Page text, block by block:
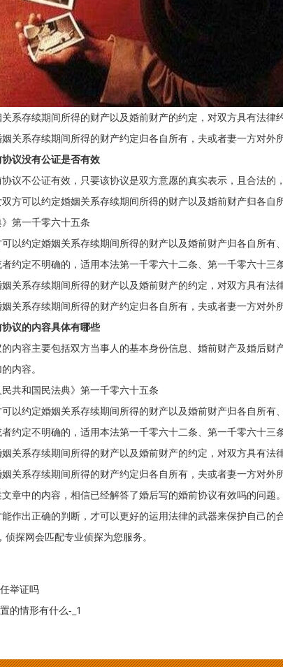
系存续期间所得的财产以及婚前财产的约定，对双方具有法律约
关系存续期间所得的财产约定归各自所有，夫或者妻一方对外
议没有公证是否有效
议不公证有效，只要该协议是双方意愿的真实表示，且合法
方可以约定婚姻关系存续期间所得的财产以及婚前财产归各自
》第一千零六十五条
以约定婚姻关系存续期间所得的财产以及婚前财产归各自所
约定不明确的，适用本法第一千零六十二条、第一千零六十三
关系存续期间所得的财产以及婚前财产的约定，对双方具有法
关系存续期间所得的财产约定归各自所有，夫或者妻一方对外
议的内容具体有哪些
内容主要包括双方当事人的基本身份信息、婚前财产及婚后
内容。
民共和国民法典》第一千零六十五条
以约定婚姻关系存续期间所得的财产以及婚前财产归各自所
约定不明确的，适用本法第一千零六十二条、第一千零六十三
关系存续期间所得的财产以及婚前财产的约定，对双方具有法
关系存续期间所得的财产约定归各自所有，夫或者妻一方对外
章中的内容，相信已经解答了婚后写的婚前协议有效吗的问
作出正确的判断，才可以更好的运用法律的武器来保护自己
侦探网会匹配专业侦探为您服务。
举证吗
的情形有什么-_1